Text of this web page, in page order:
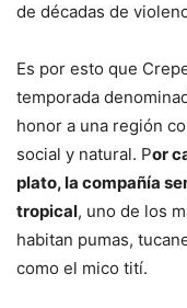
de décadas de
Es por esto que
temporada
honor a una región
social y natural. Por
plato, la compañía
tropical, uno de los
habitan pumas,
como el mico tití.